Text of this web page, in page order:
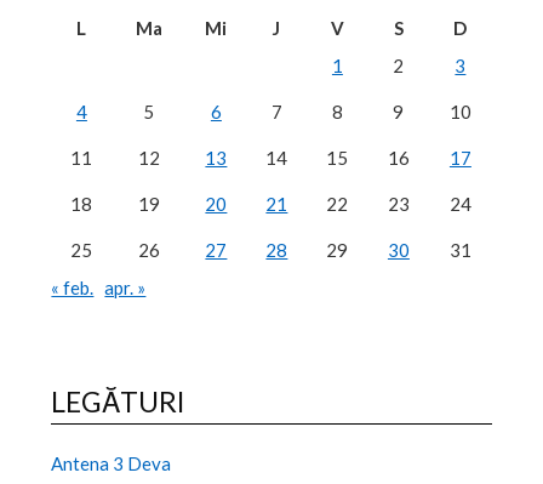
L Ma Mi J V S
D
1
2 3
4 5 6 7 8 9 10
11 12 13 14 15 16 17
18 19 20 21 22 23 24
25 26 27 28 29 30
31
« feb. apr. »
LEGĂTURI
Antena 3 Deva